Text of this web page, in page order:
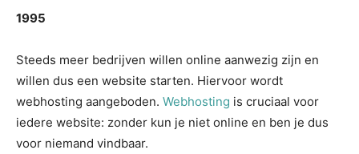
1995
Steeds meer bedrijven willen online aanwezig zijn en
willen dus een website starten. Hiervoor wordt
webhosting aangeboden. Webhosting is cruciaal voor
iedere website: zonder kun je niet online en ben je dus
voor niemand vindbaar.